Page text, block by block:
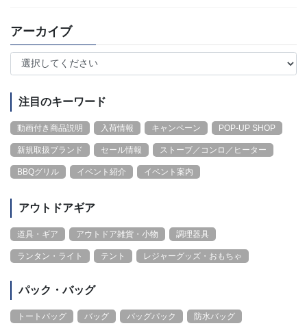
アーカイブ
注目のキーワード
動画付き商品説明 入荷情報 キャンペーン POP-UP SHOP
新規取扱ブランド セール情報 ストーブ／コンロ／ヒーター
BBQグリル イベント紹介 イベント案内
アウトドアギア
道具・ギア アウトドア雑貨・小物 調理器具
ランタン・ライト テント レジャーグッズ・おもちゃ
パック・バッグ
トートバッグ バッグ バッグパック 防水バッグ